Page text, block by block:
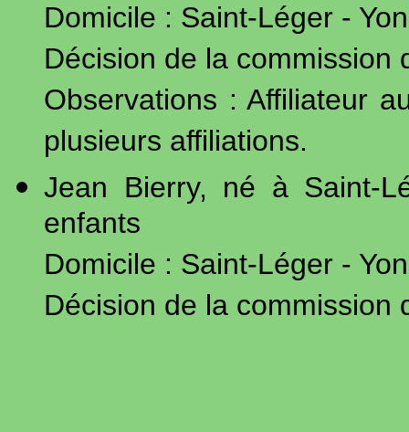
Domicile : Saint-Léger -
Décision de la commission
Observations : Affiliateur
plusieurs affiliations.
Jean Bierry, né à Saint-
enfants
Domicile : Saint-Léger -
Décision de la commission